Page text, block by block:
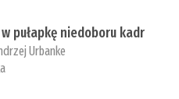
pułapkę niedoboru kadr
Urbanke